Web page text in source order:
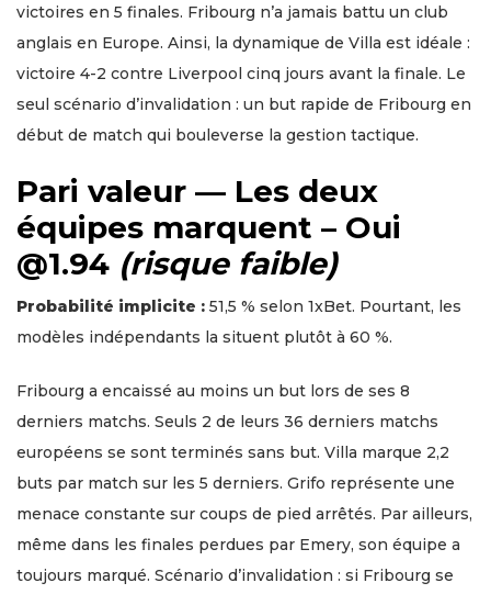
victoires en 5 finales. Fribourg n’a jamais battu un club
anglais en Europe. Ainsi, la dynamique de Villa est idéale :
victoire 4-2 contre Liverpool cinq jours avant la finale. Le
seul scénario d’invalidation : un but rapide de Fribourg en
début de match qui bouleverse la gestion tactique.
Pari valeur — Les deux
équipes marquent – Oui
@1.94 (risque faible)
Probabilité implicite : 51,5 % selon 1xBet. Pourtant, les
modèles indépendants la situent plutôt à 60 %.
Fribourg a encaissé au moins un but lors de ses 8
derniers matchs. Seuls 2 de leurs 36 derniers matchs
européens se sont terminés sans but. Villa marque 2,2
buts par match sur les 5 derniers. Grifo représente une
menace constante sur coups de pied arrêtés. Par ailleurs,
même dans les finales perdues par Emery, son équipe a
toujours marqué. Scénario d’invalidation : si Fribourg se